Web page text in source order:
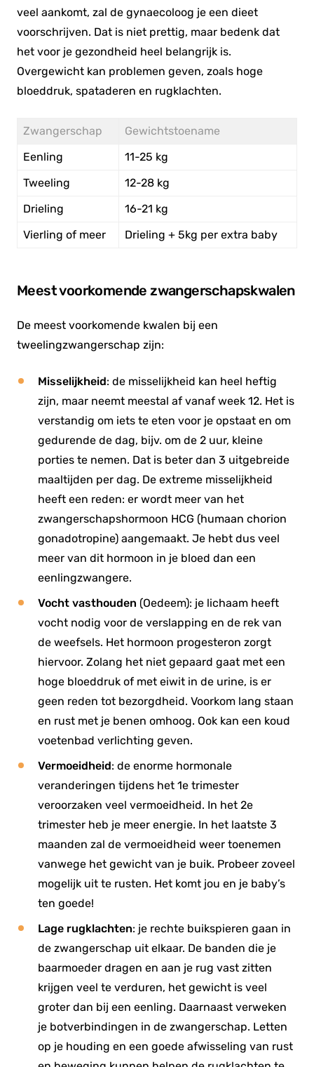
veel aankomt, zal de gynaecoloog je een dieet
voorschrijven. Dat is niet prettig, maar bedenk dat
het voor je gezondheid heel belangrijk is.
Overgewicht kan problemen geven, zoals hoge
bloeddruk, spataderen en rugklachten.
Zwangerschap
Gewichtstoename
Eenling
11-25 kg
Tweeling
12-28 kg
Drieling
16-21 kg
Vierling of meer
Drieling + 5kg per extra baby
Meest voorkomende zwangerschapskwalen
De meest voorkomende kwalen bij een
tweelingzwangerschap zijn:
Misselijkheid: de misselijkheid kan heel heftig
zijn, maar neemt meestal af vanaf week 12. Het is
verstandig om iets te eten voor je opstaat en om
gedurende de dag, bijv. om de 2 uur, kleine
porties te nemen. Dat is beter dan 3 uitgebreide
maaltijden per dag. De extreme misselijkheid
heeft een reden: er wordt meer van het
zwangerschapshormoon HCG (humaan chorion
gonadotropine) aangemaakt. Je hebt dus veel
meer van dit hormoon in je bloed dan een
eenlingzwangere.
Vocht vasthouden (Oedeem): je lichaam heeft
vocht nodig voor de verslapping en de rek van
de weefsels. Het hormoon progesteron zorgt
hiervoor. Zolang het niet gepaard gaat met een
hoge bloeddruk of met eiwit in de urine, is er
geen reden tot bezorgdheid. Voorkom lang staan
en rust met je benen omhoog. Ook kan een koud
voetenbad verlichting geven.
Vermoeidheid: de enorme hormonale
veranderingen tijdens het 1e trimester
veroorzaken veel vermoeidheid. In het 2e
trimester heb je meer energie. In het laatste 3
maanden zal de vermoeidheid weer toenemen
vanwege het gewicht van je buik. Probeer zoveel
mogelijk uit te rusten. Het komt jou en je baby’s
ten goede!
Lage rugklachten: je rechte buikspieren gaan in
de zwangerschap uit elkaar. De banden die je
baarmoeder dragen en aan je rug vast zitten
krijgen veel te verduren, het gewicht is veel
groter dan bij een eenling. Daarnaast verweken
je botverbindingen in de zwangerschap. Letten
op je houding en een goede afwisseling van rust